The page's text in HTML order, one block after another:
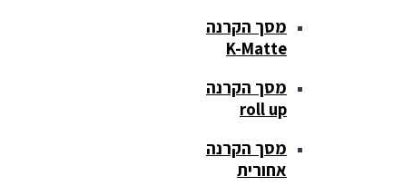
מסך הקרנה
K-Matte
מסך הקרנה
roll up
מסך הקרנה
אחורית